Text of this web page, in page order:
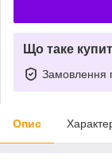
Що таке
Замовлення
Опис